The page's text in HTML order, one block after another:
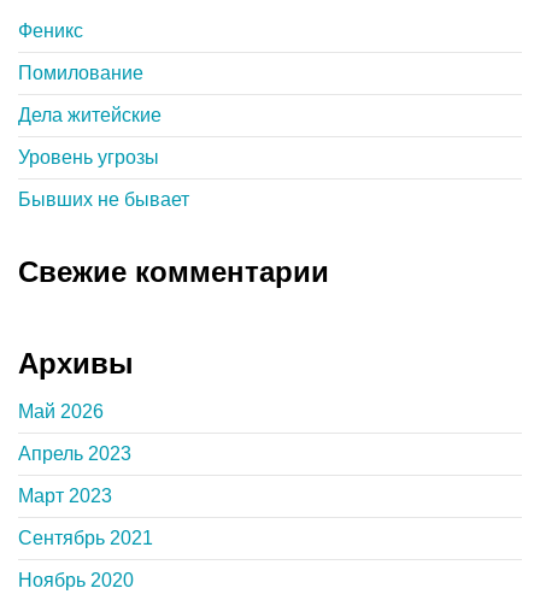
Феникс
Помилование
Дела житейские
Уровень угрозы
Бывших не бывает
Свежие комментарии
Архивы
Май 2026
Апрель 2023
Март 2023
Сентябрь 2021
Ноябрь 2020